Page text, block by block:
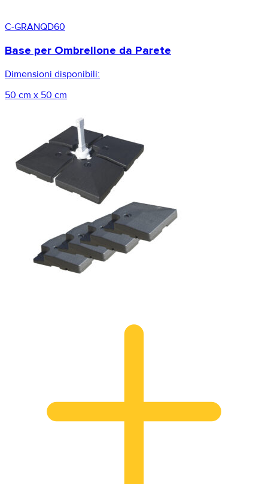
C-GRANQD60
Base per Ombrellone da Parete
Dimensioni disponibili:
50 cm x 50 cm